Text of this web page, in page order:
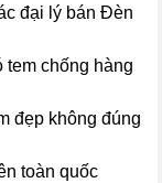
đại lý bán Đèn
tem chống hàng
đẹp không đúng
toàn quốc